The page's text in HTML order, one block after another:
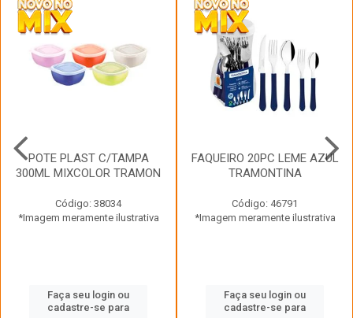
POTE PLAST C/TAMPA
300ML MIXCOLOR TRAMON
Código: 38034
*Imagem meramente ilustrativa
Faça seu login ou
cadastre-se para
FAQUEIRO 20PC LEME AZUL
TRAMONTINA
Código: 46791
*Imagem meramente ilustrativa
Faça seu login ou
cadastre-se para